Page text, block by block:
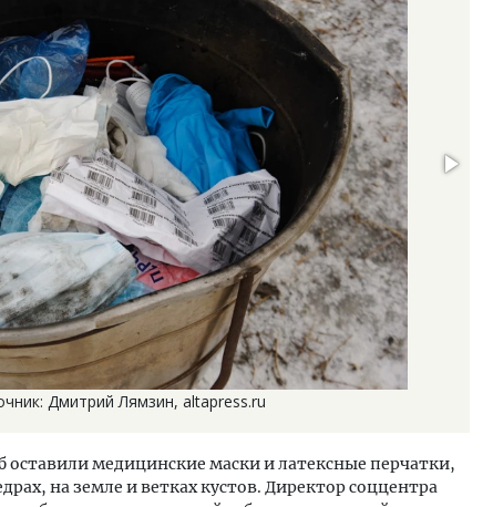
Дмитрий Лямзин, altapress.ru
оставили медицинские маски и латексные перчатки,
на земле и ветках кустов. Директор соццентра